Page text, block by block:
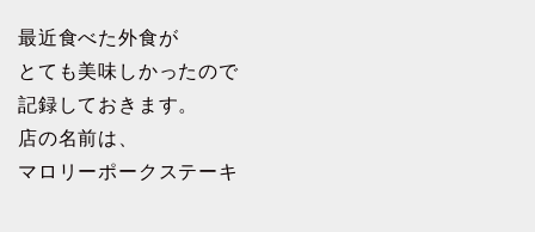
最近食べた外食が
とても美味しかったので
記録しておきます。
店の名前は、
マロリーポークステーキ